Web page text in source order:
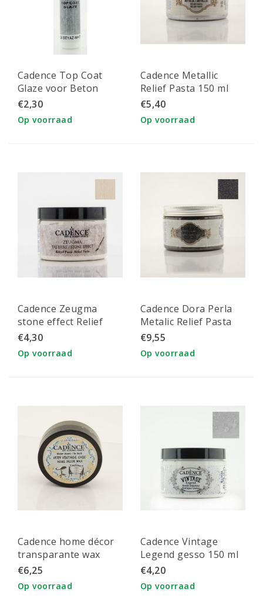
Cadence Top Coat
Glaze voor Beton
effect 25 ml Wit
€2,30
Op voorraad
Cadence Metallic
Relief Pasta 150 ml
Zilver
€5,40
Op voorraad
Cadence Zeugma
stone effect Relief
Pasta 150 ml Satyros
€4,30
Op voorraad
Cadence Dora Perla
Metalic Relief Pasta
150 ml Zwart
€9,55
Op voorraad
Cadence home décor
transparante wax
50ml
€6,25
Op voorraad
Cadence Vintage
Legend gesso 150 ml
Wit
€4,20
Op voorraad